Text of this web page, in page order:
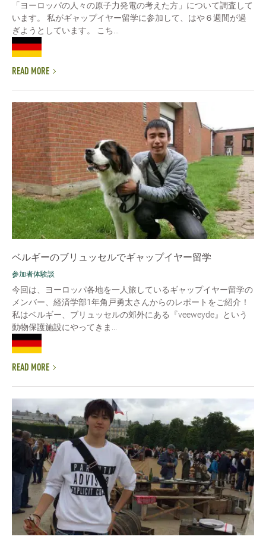
「ヨーロッパの人々の原子力発電の考えた方」について調査して
います。 私がギャップイヤー留学に参加して、はや６週間が過
ぎようとしています。 こち...
READ MORE
ベルギーのブリュッセルでギャップイヤー留学
参加者体験談
今回は、ヨーロッパ各地を一人旅しているギャップイヤー留学の
メンバー、経済学部1年角戸勇太さんからのレポートをご紹介！
私はベルギー、ブリュッセルの郊外にある『veeweyde』という
動物保護施設にやってきま...
READ MORE